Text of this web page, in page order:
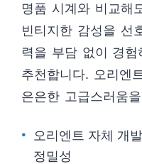
명품 시계와 비교해
빈티지한 감성을 선
력을 부담 없이 경
추천합니다. 오리엔
은은한 고급스러움
오리엔트 자체 개
정밀성